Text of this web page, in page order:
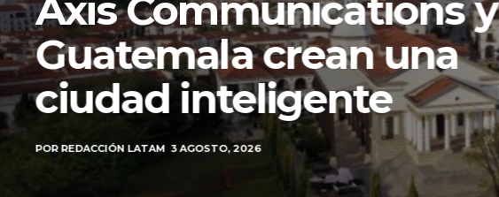
Axis Communications y
Guatemala crean una
ciudad inteligente
POR REDACCIÓN LATAM 3 AGOSTO, 2026